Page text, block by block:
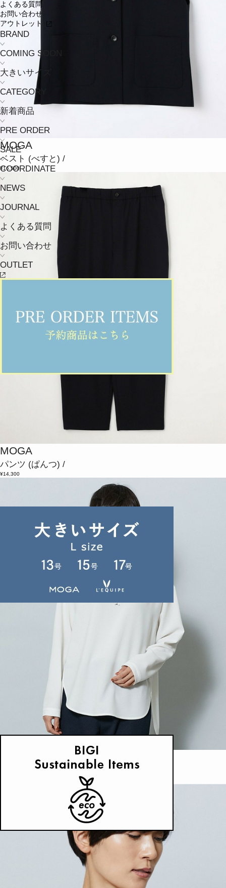
よくある質問
お問い合わせ
アウトレット
BRAND
COMING SOON
大きいサイズ
CATEGORY
新着商品
PRE ORDER
SALE
COORDINATE
NEWS
JOURNAL
よくある質問
お問い合わせ
OUTLET
MOGA
ベスト (べすと) /
¥16,500
MOGA
パンツ (ぱんつ) /
¥14,300
ブラウス(ぶらうす) /